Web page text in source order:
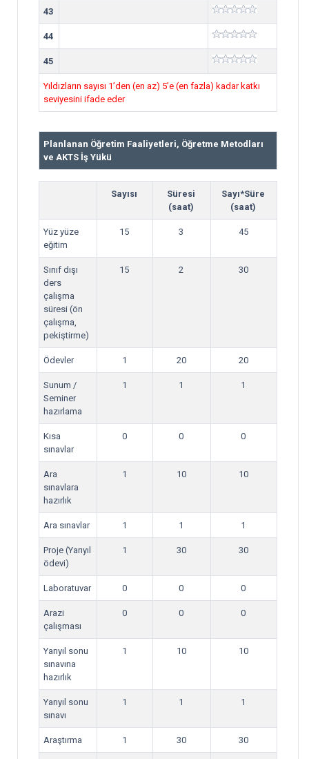
43
44
45
Yıldızların sayısı 1’den (en az) 5’e (en fazla) kadar katkı
seviyesini ifade eder
Planlanan Öğretim Faaliyetleri, Öğretme Metodları
ve AKTS İş Yükü
Sayısı
Süresi
(saat)
Sayı*Süre
(saat)
Yüz yüze
eğitim
15 3 45
Sınıf dışı
ders
çalışma
süresi (ön
çalışma,
pekiştirme)
15 2 30
Ödevler 1 20 20
Sunum /
Seminer
hazırlama
1 1 1
Kısa
sınavlar
0 0 0
Ara
sınavlara
hazırlık
1 10 10
Ara sınavlar 1 1 1
Proje (Yarıyıl
ödevi)
1 30 30
Laboratuvar 0 0 0
Arazi
çalışması
0 0 0
Yarıyıl sonu
sınavına
hazırlık
1 10 10
Yarıyıl sonu
sınavı
1 1 1
Araştırma 1 30 30